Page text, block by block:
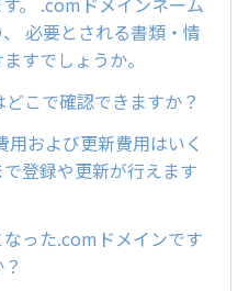
必要とされる書類・情
すでしょうか。
こで確認できますか？
および更新費用はいく
登録や更新が行えます
った.comドメインです